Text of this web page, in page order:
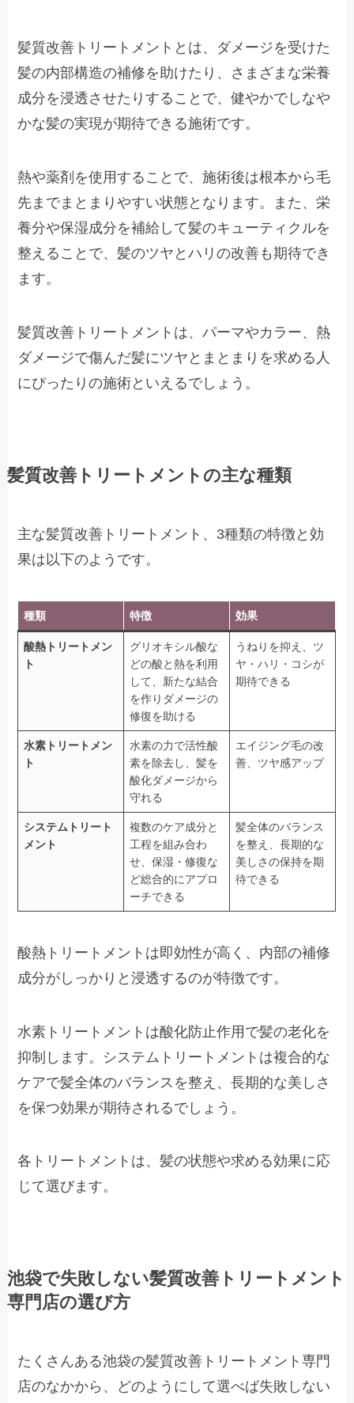
髪質改善トリートメントとは、ダメージを受けた
髪の内部構造の補修を助けたり、さまざまな栄養
成分を浸透させたりすることで、健やかでしなや
かな髪の実現が期待できる施術です。
熱や薬剤を使用することで、施術後は根本から毛
先までまとまりやすい状態となります。また、栄
養分や保湿成分を補給して髪のキューティクルを
整えることで、髪のツヤとハリの改善も期待でき
ます。
髪質改善トリートメントは、パーマやカラー、熱
ダメージで傷んだ髪にツヤとまとまりを求める人
にぴったりの施術といえるでしょう。
髪質改善トリートメントの主な種類
主な髪質改善トリートメント、3種類の特徴と効
果は以下のようです。
種類 特徴 効果
酸熱トリートメン
ト
グリオキシル酸な
どの酸と熱を利用
して、新たな結合
を作りダメージの
修復を助ける
うねりを抑え、ツ
ヤ・ハリ・コシが
期待できる
水素トリートメン
ト
水素の力で活性酸
素を除去し、髪を
酸化ダメージから
守れる
エイジング毛の改
善、ツヤ感アップ
システムトリート
メント
複数のケア成分と
工程を組み合わ
せ、保湿・修復な
ど総合的にアプロ
ーチできる
髪全体のバランス
を整え、長期的な
美しさの保持を期
待できる
酸熱トリートメントは即効性が高く、内部の補修
成分がしっかりと浸透するのが特徴です。
水素トリートメントは酸化防止作用で髪の老化を
抑制します。システムトリートメントは複合的な
ケアで髪全体のバランスを整え、長期的な美しさ
を保つ効果が期待されるでしょう。
各トリートメントは、髪の状態や求める効果に応
じて選びます。
池袋で失敗しない髪質改善トリートメント
専門店の選び方
たくさんある池袋の髪質改善トリートメント専門
店のなかから、どのようにして選べば失敗しない